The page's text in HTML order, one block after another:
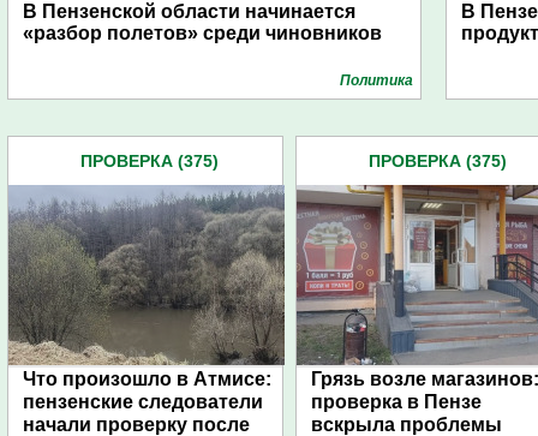
В Пензенской области начинается
«разбор полетов» среди чиновников
Политика
В
ПРОВЕРКА (375)
Что произошло в Атмисе:
пензенские следователи
начали проверку после
ПРОВЕРКА (375)
Грязь возле магазинов:
проверка в Пензе
вскрыла проблемы